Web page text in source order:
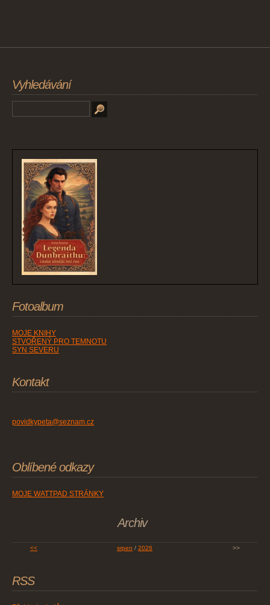
Vyhledávání
Fotoalbum
MOJE KNIHY
STVOŘENÝ PRO TEMNOTU
SYN SEVERU
Kontakt
povidkypeta@seznam.cz
Oblíbené odkazy
MOJE WATTPAD STRÁNKY
Archiv
<< srpen / 2026 >>
RSS